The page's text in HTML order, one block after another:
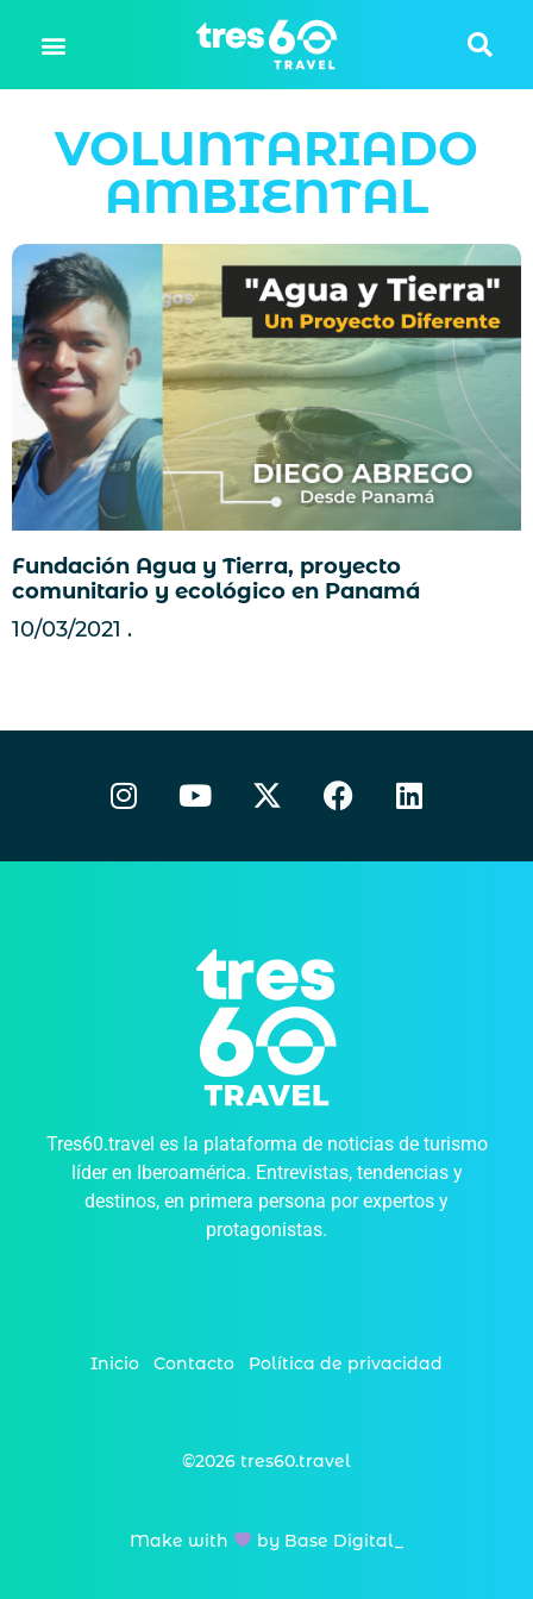
VOLUNTARIADO
AMBIENTAL
Fundación Agua y Tierra, proyecto
comunitario y ecológico en Panamá
10/03/2021
Tres60.travel es la plataforma de noticias de turismo
líder en Iberoamérica. Entrevistas, tendencias y
destinos, en primera persona por expertos y
protagonistas.
Inicio Contacto Política de privacidad
©2026 tres60.travel
Make with by Base Digital_